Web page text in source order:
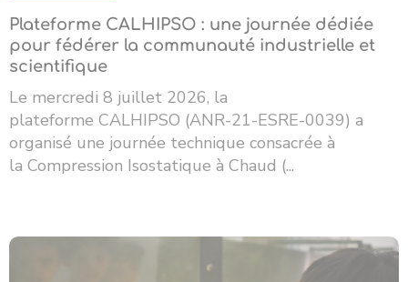
Plateforme CALHIPSO : une journée dédiée
pour fédérer la communauté industrielle et
scientifique
Le mercredi 8 juillet 2026, la
plateforme CALHIPSO (ANR-21-ESRE-0039) a
organisé une journée technique consacrée à
la Compression Isostatique à Chaud (...